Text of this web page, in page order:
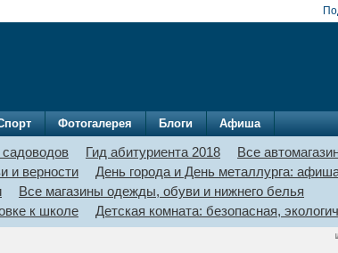
Фотогалерея Блоги Афиша
Гид абитуриента 2018
Все
и верности
День города и День металлурга:
Все магазины одежды, обуви и нижнего белья
к школе Детская комната: безопасная,